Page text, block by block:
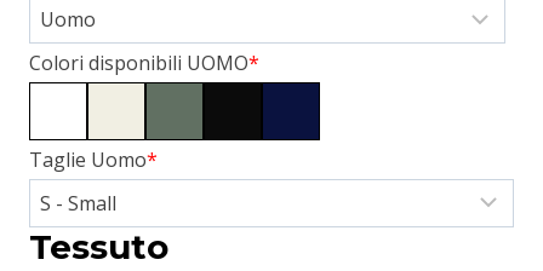
*
Colori disponibili UOMO
*
Taglie Uomo
Tessuto